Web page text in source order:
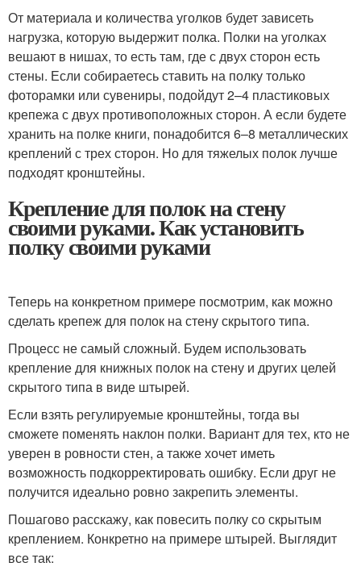
От материала и количества уголков будет зависеть
нагрузка, которую выдержит полка. Полки на уголках
вешают в нишах, то есть там, где с двух сторон есть
стены. Если собираетесь ставить на полку только
фоторамки или сувениры, подойдут 2–4 пластиковых
крепежа с двух противоположных сторон. А если будете
хранить на полке книги, понадобится 6–8 металлических
креплений с трех сторон. Но для тяжелых полок лучше
подходят кронштейны.
Крепление для полок на стену
своими руками. Как установить
полку своими руками
Теперь на конкретном примере посмотрим, как можно
сделать крепеж для полок на стену скрытого типа.
Процесс не самый сложный. Будем использовать
крепление для книжных полок на стену и других целей
скрытого типа в виде штырей.
Если взять регулируемые кронштейны, тогда вы
сможете поменять наклон полки. Вариант для тех, кто не
уверен в ровности стен, а также хочет иметь
возможность подкорректировать ошибку. Если друг не
получится идеально ровно закрепить элементы.
Пошагово расскажу, как повесить полку со скрытым
креплением. Конкретно на примере штырей. Выглядит
все так: